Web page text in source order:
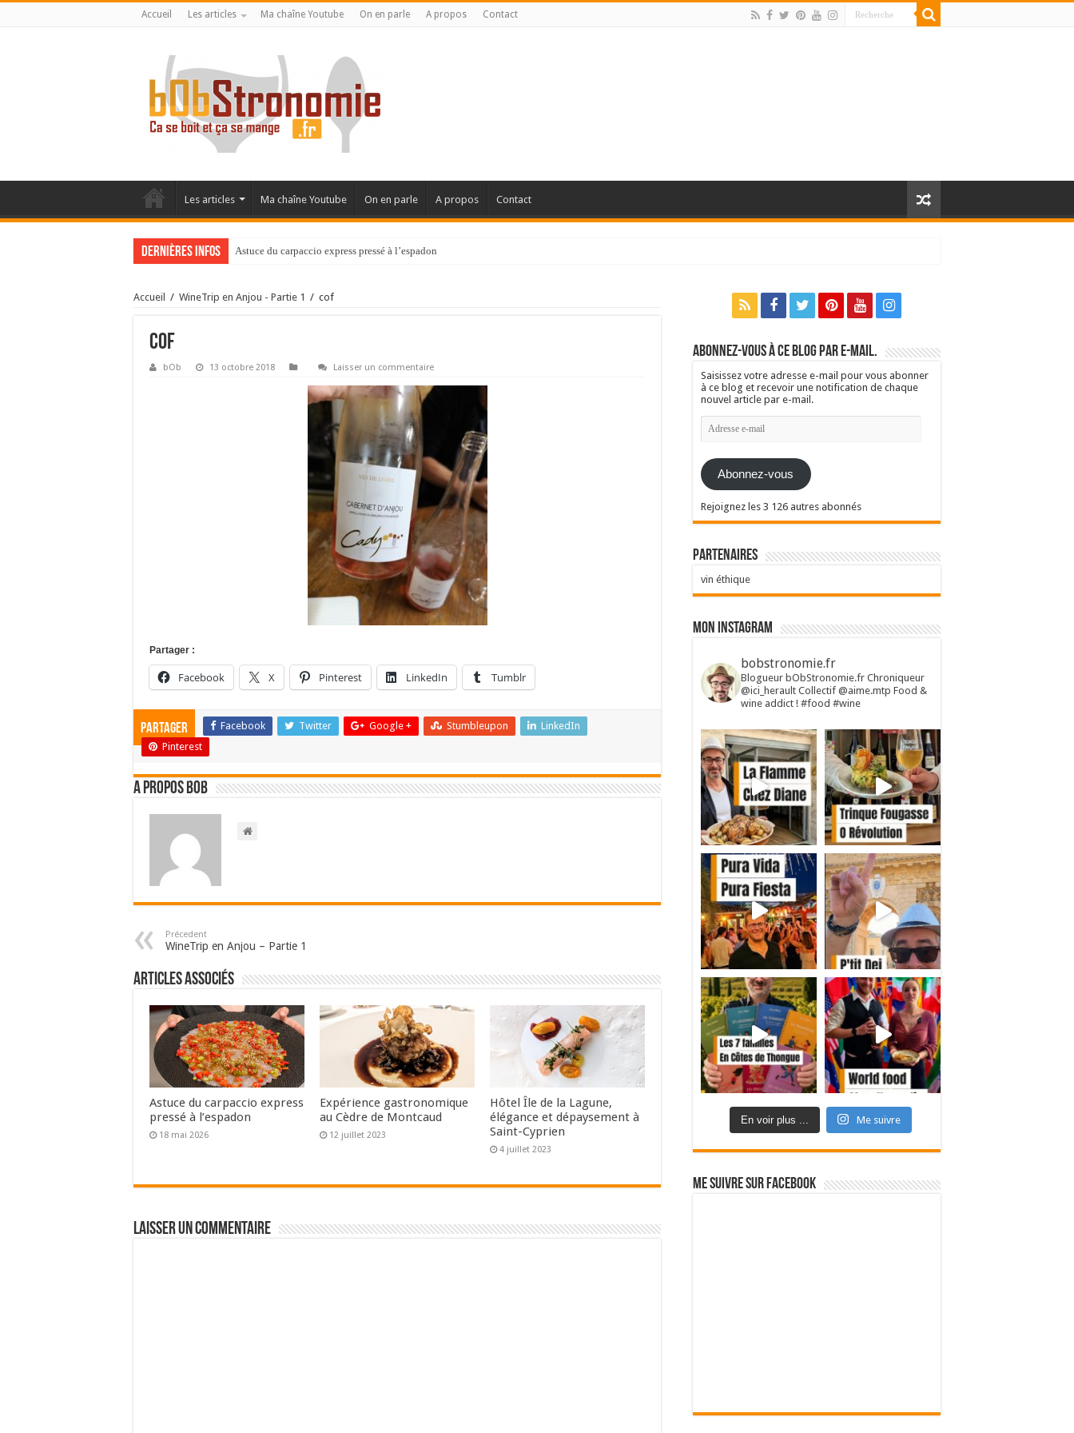
Accueil Les articles Ma chaîne Youtube On en parle A propos Contact
Les articles Ma chaîne Youtube On en parle A propos Contact
Dernières infos Astuce du carpaccio express pressé à l’espadon
Accueil / WineTrip en Anjou - Partie 1 / cof
cof
bOb 13 octobre 2018 Laisser un commentaire
Partager :
Facebook X Pinterest LinkedIn Tumblr
Partager Facebook Twitter Google + Stumbleupon
LinkedIn
Pinterest
A propos bOb
Précedent
WineTrip en Anjou – Partie 1
Articles associés
Astuce du carpaccio express
pressé à l’espadon
18 mai 2026
Expérience gastronomique
au Cèdre de Montcaud
12 juillet 2023
Hôtel Île de la Lagune,
élégance et dépaysement à
Saint-Cyprien
4 juillet 2023
Laisser un commentaire
Abonnez-vous à ce blog par e-mail.
Saisissez votre adresse e-mail pour vous abonner
à ce blog et recevoir une notification de chaque
nouvel article par e-mail.
Adresse
e-
Abonnez-vous
Rejoignez les 3 126 autres abonnés
Partenaires
vin éthique
Mon Instagram
bobstronomie.fr
Blogueur bObStronomie.fr Chroniqueur
@ici_herault Collectif @aime.mtp Food &
wine addict ! #food #wine
En voir plus ... Me suivre
Me suivre sur Facebook